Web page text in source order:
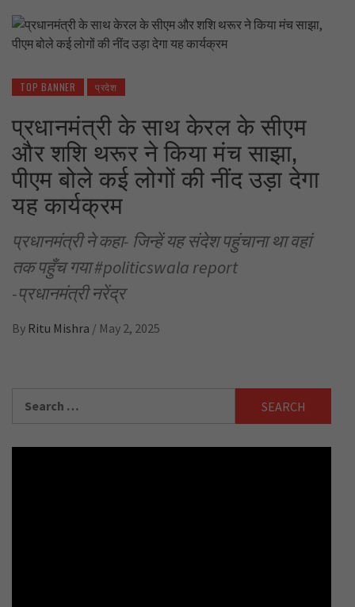
TOP BANNER प्रदेश
प्रधानमंत्री के साथ केरल के सीएम
और शशि थरूर ने किया मंच साझा,
पीएम बोले कई लोगों की नींद उड़ा देगा
यह कार्यक्रम
प्रधानमंत्री ने कहा- जिन्हें यह संदेश पहुंचाना था वहां
तक पहुँच गया #politicswala report
-प्रधानमंत्री नरेंद्र
By Ritu Mishra / May 2, 2025